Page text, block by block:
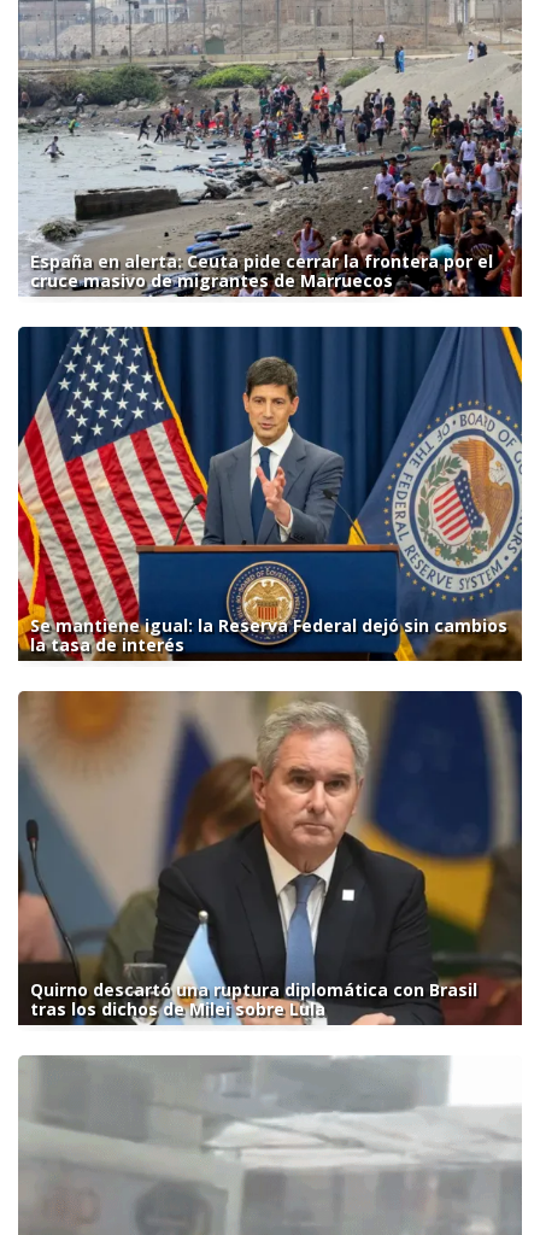
España en alerta: Ceuta pide cerrar la frontera por el
cruce masivo de migrantes de Marruecos
Se mantiene igual: la Reserva Federal dejó sin cambios
la tasa de interés
Quirno descartó una ruptura diplomática con Brasil
tras los dichos de Milei sobre Lula